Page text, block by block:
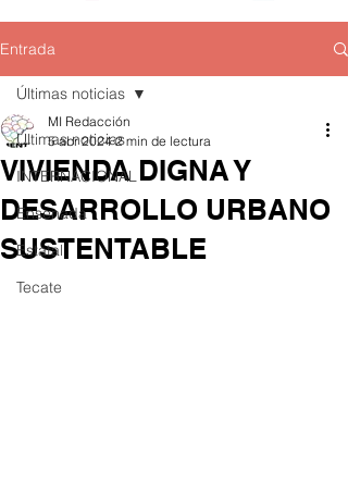
Entrada
Últimas noticias
INTERNACIONAL
Ensenada
Estatal
Tecate
Últimas noticias
VIVIENDA DIGNA Y
DESARROLLO URBANO
SUSTENTABLE
MI Redacción
5 abr 2024 2 min de lectura